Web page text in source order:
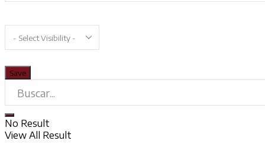
No Result
View All Result